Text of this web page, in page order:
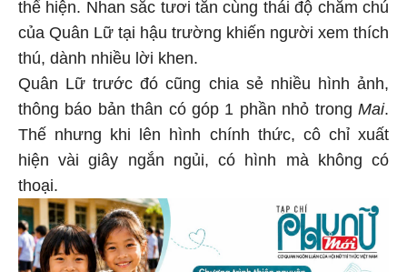
thể hiện. Nhan sắc tươi tắn cùng thái độ chăm chú
của Quân Lữ tại hậu trường khiến người xem thích
thú, dành nhiều lời khen.
Quân Lữ trước đó cũng chia sẻ nhiều hình ảnh,
thông báo bản thân có góp 1 phần nhỏ trong Mai.
Thế nhưng khi lên hình chính thức, cô chỉ xuất
hiện vài giây ngắn ngủi, có hình mà không có
thoại.